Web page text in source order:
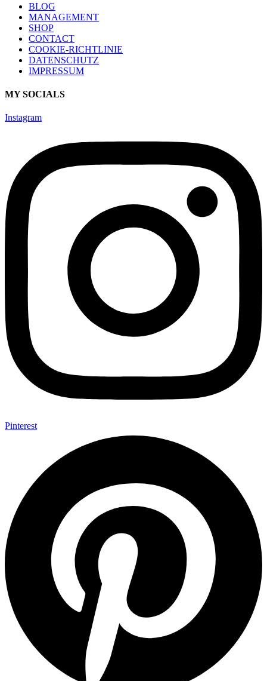
BLOG
MANAGEMENT
SHOP
CONTACT
COOKIE-RICHTLINIE
DATENSCHUTZ
IMPRESSUM
MY SOCIALS
Instagram
Pinterest